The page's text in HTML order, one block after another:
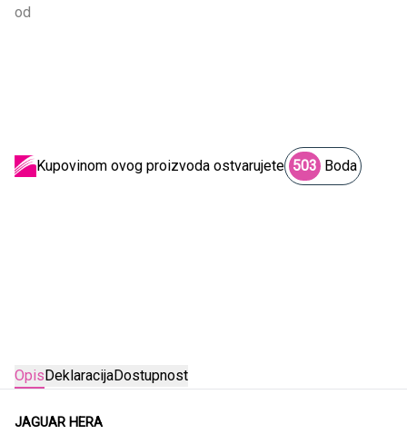
od
Kupovinom ovog proizvoda ostvarujete 503 Boda
OpisDeklaracijaDostupnost
JAGUAR HERA